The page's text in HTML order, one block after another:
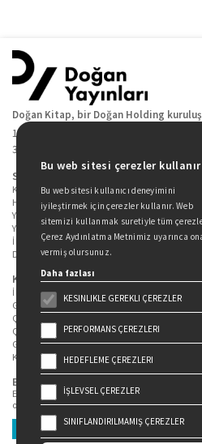
Doğan Kitap, bir Doğan Holding
19 Mayıs Cad. Golden Plaza No:1 Kat:10
34360 / Şişli / İstanbul
Sitede Yer Alan Sayfalar
Kitaplarımız
Hakkımızda
Yazarlarımız
Yazar Adayları İçin
İletişim
Duygu Asena Roman Ödülü
Kişisel Verilerin Korunması
İlgili Kişi Başvuru Formu
Genel Aydınlatma Metni
Çekiliş Aydınlatma Metni
Çerez Aydınlatma Metni
Gizlilik Politikası
Kullanım Şartları
Bizi Takip Edin...
En güncel kitap ve etkinliklerden
olun.
Üye Ol
Bu web sitesi çerezler kullanır
Bu web sitesi kullanıcı deneyimini
iyileştirmek için çerezler kullanır. Web
sitemizi kullanmak suretiyle tüm
Çerez Aydınlatma Metnimiz uyarınca
vermiş olursunuz.
Daha fazlası
KESINLIKLE GEREKLI ÇEREZLER
PERFORMANS ÇEREZLERI
HEDEFLEME ÇEREZLERI
İŞLEVSEL ÇEREZLER
SINIFLANDIRILMAMIŞ ÇEREZLER